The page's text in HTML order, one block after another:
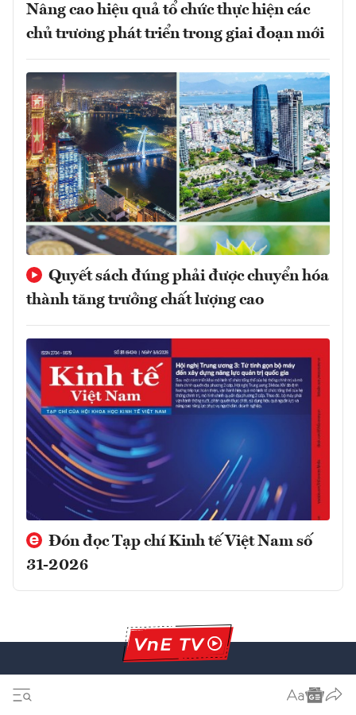
Nâng cao hiệu quả tổ chức thực hiện các
chủ trương phát triển trong giai đoạn mới
Quyết sách đúng phải được chuyển hóa
thành tăng trưởng chất lượng cao
Đón đọc Tạp chí Kinh tế Việt Nam số
31-2026